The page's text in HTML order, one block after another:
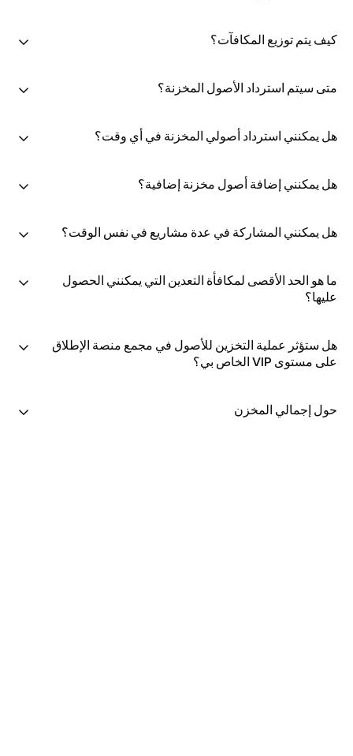
كيف يتم توزيع المكافآت؟
متى سيتم استرداد الأصول المخزنة؟
هل يمكنني استرداد أصولي المخزنة في أي وقت؟
هل يمكنني إضافة أصول مخزنة إضافية؟
هل يمكنني المشاركة في عدة مشاريع في نفس الوقت؟
ما هو الحد الأقصى لمكافأة التعدين التي يمكنني الحصول
عليها؟
هل ستؤثر عملية التخزين للأصول في مجمع منصة الإطلاق
على مستوى VIP الخاص بي؟
حول إجمالي المخزن